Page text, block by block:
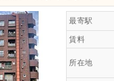
最寄駅
賃料
所在地